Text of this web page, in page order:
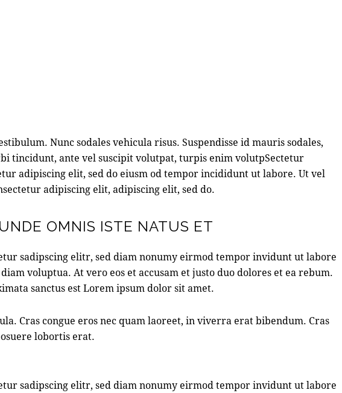
Nunc sodales vehicula risus. Suspendisse id mauris sodales,
tincidunt, ante vel suscipit volutpat, turpis enim volutpSectetur
adipiscing elit, sed do eiusm od tempor incididunt ut labore. Ut vel
adipiscing elit, adipiscing elit, sed do.
OMNIS ISTE NATUS ET
sadipscing elitr, sed diam nonumy eirmod tempor invidunt ut labore
voluptua. At vero eos et accusam et justo duo dolores et ea rebum.
sanctus est Lorem ipsum dolor sit amet.
Cras congue eros nec quam laoreet, in viverra erat bibendum. Cras
lobortis erat.
sadipscing elitr, sed diam nonumy eirmod tempor invidunt ut labore